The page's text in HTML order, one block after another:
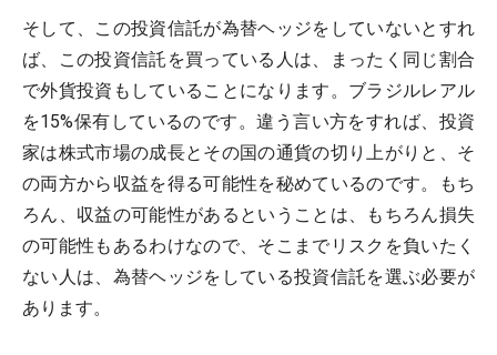
そして、この投資信託が為替ヘッジをしていないとすれ
ば、この投資信託を買っている人は、まったく同じ割合
で外貨投資もしていることになります。ブラジルレアル
を15%保有しているのです。違う言い方をすれば、投資
家は株式市場の成長とその国の通貨の切り上がりと、そ
の両方から収益を得る可能性を秘めているのです。もち
ろん、収益の可能性があるということは、もちろん損失
の可能性もあるわけなので、そこまでリスクを負いたく
ない人は、為替ヘッジをしている投資信託を選ぶ必要が
あります。